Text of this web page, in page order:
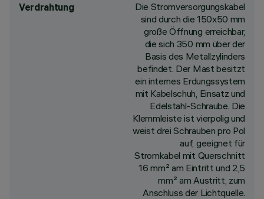
Verdrahtung
Die Stromversorgungskabel
sind durch die 150x50 mm
große Öffnung erreichbar,
die sich 350 mm über der
Basis des Metallzylinders
befindet. Der Mast besitzt
ein internes Erdungssystem
mit Kabelschuh, Einsatz und
Edelstahl-Schraube. Die
Klemmleiste ist vierpolig und
weist drei Schrauben pro Pol
auf, geeignet für
Stromkabel mit Querschnitt
16 mm² am Eintritt und 2,5
mm² am Austritt, zum
Anschluss der Lichtquelle.